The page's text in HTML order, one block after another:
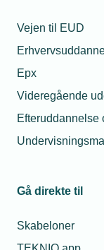
Vejen til EUD
Epx
Videregående
Efteruddannelse
Gå direkte til
Skabeloner